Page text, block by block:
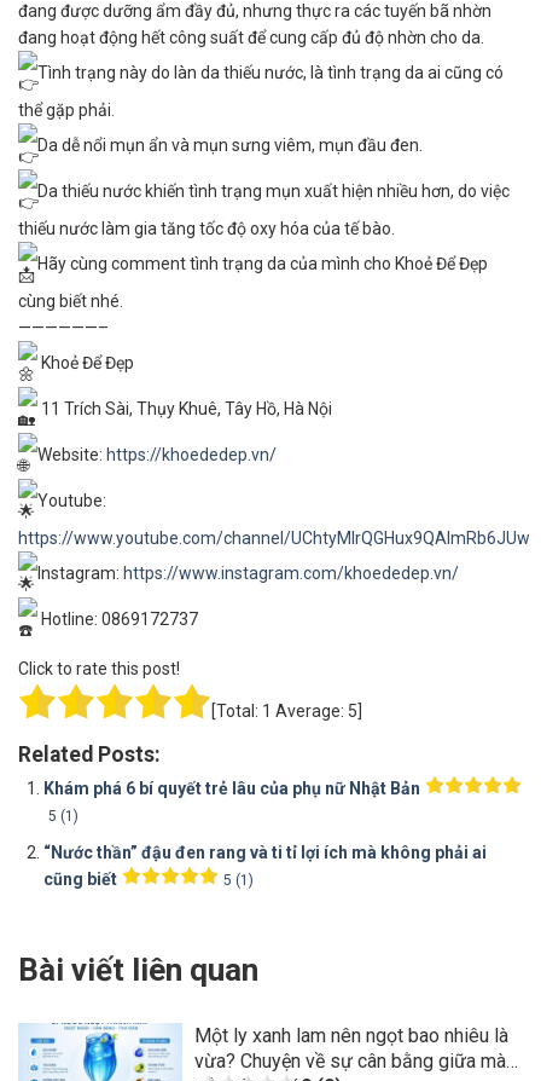
đang được dưỡng ẩm đầy đủ, nhưng thực ra các tuyến bã nhờn
đang hoạt động hết công suất để cung cấp đủ độ nhờn cho da.
Tình trạng này do làn da thiếu nước, là tình trạng da ai cũng có
thể gặp phải.
Da dễ nổi mụn ẩn và mụn sưng viêm, mụn đầu đen.
Da thiếu nước khiến tình trạng mụn xuất hiện nhiều hơn, do việc
thiếu nước làm gia tăng tốc độ oxy hóa của tế bào.
Hãy cùng comment tình trạng da của mình cho Khoẻ Để Đẹp
cùng biết nhé.
——————–
Khoẻ Để Đẹp
11 Trích Sài, Thụy Khuê, Tây Hồ, Hà Nội
Website: https://khoededep.vn/
Youtube:
https://www.youtube.com/channel/UChtyMIrQGHux9QAImRb6JUw
Instagram: https://www.instagram.com/khoededep.vn/
Hotline: 0869172737
Click to rate this post!
[Total: 1 Average: 5
Related Posts:
Khám phá 6 bí quyết trẻ lâu của phụ nữ Nhật Bản
5 (1)
“Nước thần” đậu đen rang và ti tỉ lợi ích mà không phải ai
cũng biết
5 (1)
Bài viết liên quan
Một ly xanh lam nên ngọt bao nhiêu là
vừa? Chuyện về sự cân bằng giữa màu